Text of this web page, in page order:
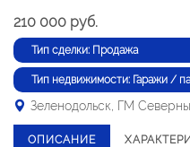
210 000 руб.
Тип сделки: Продажа
Тип недвижимости: Гаражи /
Зеленодольск, ГМ
ОПИСАНИЕ